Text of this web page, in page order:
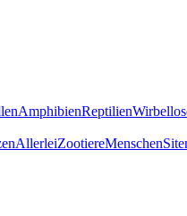
AmphibienReptilien
AllerleiZootiereMenschen